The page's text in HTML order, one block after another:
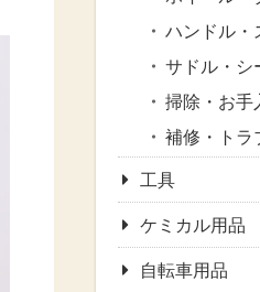
ハンドル・
サドル・シ
掃除・お手
補修・トラ
工具
ケミカル用品
自転車用品